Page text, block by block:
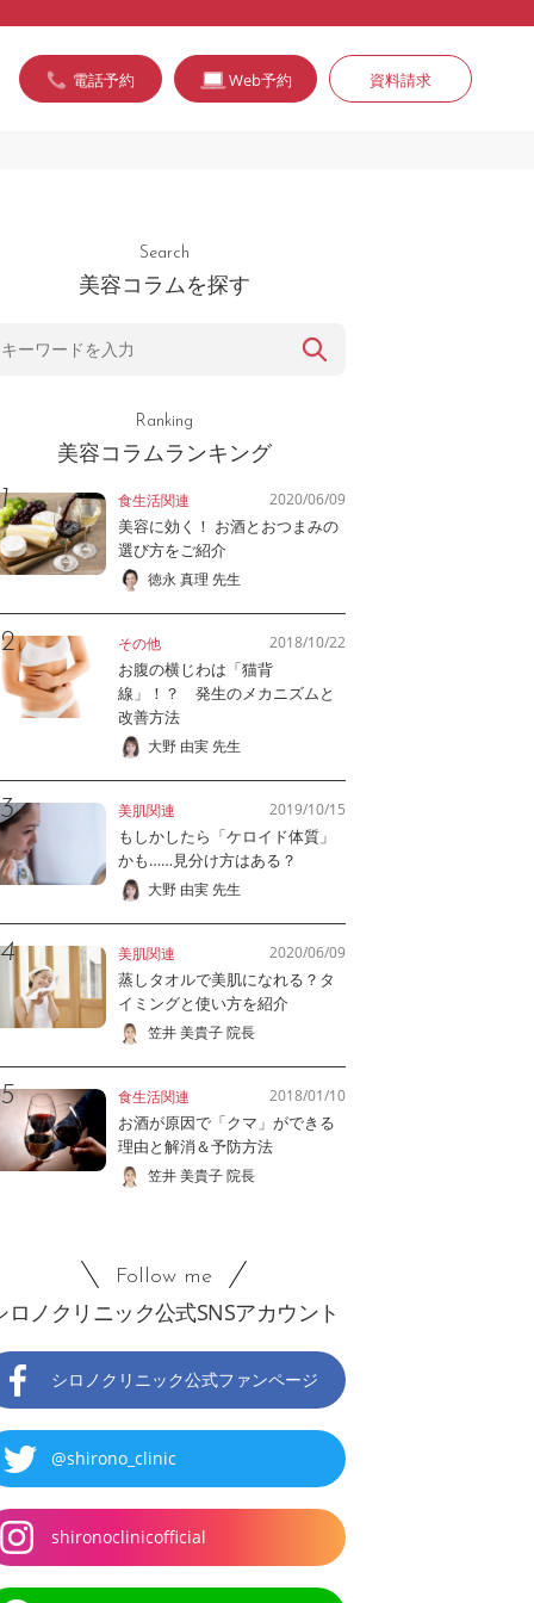
電話予約 Web予約 資料請求
Search
美容コラムを探す
Ranking
美容コラムランキング
食生活関連 2020/06/09
美容に効く！ お酒とおつまみの
選び方をご紹介
徳永 真理 先生
その他 2018/10/22
お腹の横じわは「猫背
線」！？ 発生のメカニズムと
改善方法
大野 由実 先生
美肌関連 2019/10/15
もしかしたら「ケロイド体質」
かも……見分け方はある？
大野 由実 先生
美肌関連 2020/06/09
蒸しタオルで美肌になれる？タ
イミングと使い方を紹介
笠井 美貴子 院長
食生活関連 2018/01/10
お酒が原因で「クマ」ができる
理由と解消＆予防方法
笠井 美貴子 院長
Follow me
ロノクリニック公式SNSアカウント
シロノクリニック公式ファンページ
@shirono_clinic
shironoclinicofficial